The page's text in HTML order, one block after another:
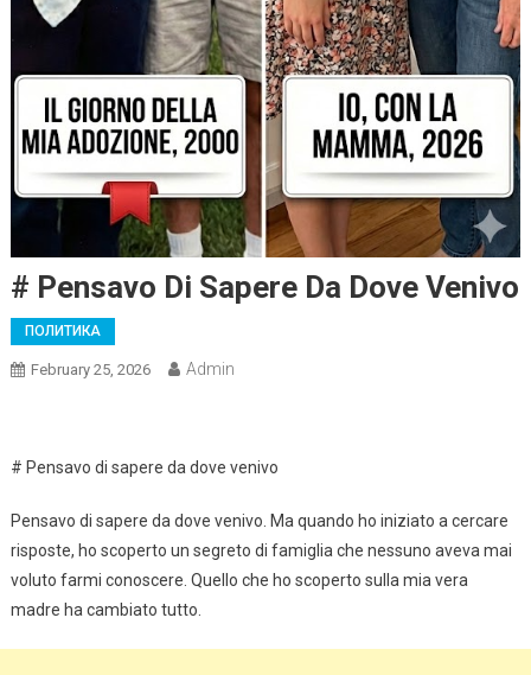
# Pensavo Di Sapere Da Dove Venivo
ПОЛИТИКА
February 25, 2026 Admin
# Pensavo di sapere da dove venivo
Pensavo di sapere da dove venivo. Ma quando ho iniziato a cercare
risposte, ho scoperto un segreto di famiglia che nessuno aveva mai
voluto farmi conoscere. Quello che ho scoperto sulla mia vera
madre ha cambiato tutto.